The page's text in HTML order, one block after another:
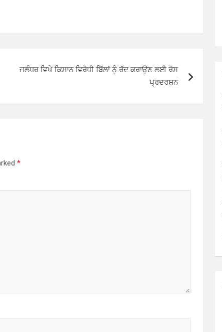
ਜਲੰਧਰ ਵਿਖੇ ਕਿਸਾਨ ਵਿਰੋਧੀ ਬਿੱਲਾਂ ਨੂੰ ਰੱਦ ਕਰਾਉਣ ਲਈ ਰੋਸ
ਪ੍ਰਦਰਸ਼ਨ
*